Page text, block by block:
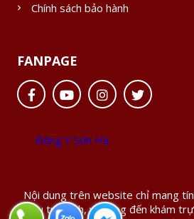
Chính sách bảo hành
FANPAGE
Đông Y Sơn Hà
Nội dung trên website chỉ mang
điều trị bệnh, vui lòng đến khám